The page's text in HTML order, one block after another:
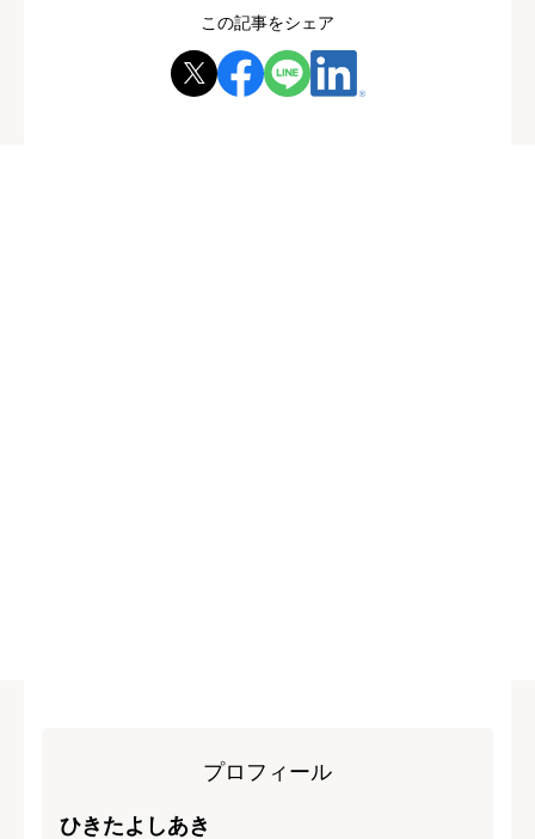
この記事をシェア
プロフィール
ひきたよしあき